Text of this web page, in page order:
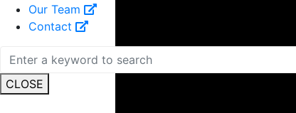
Our Team
Contact
CLOSE